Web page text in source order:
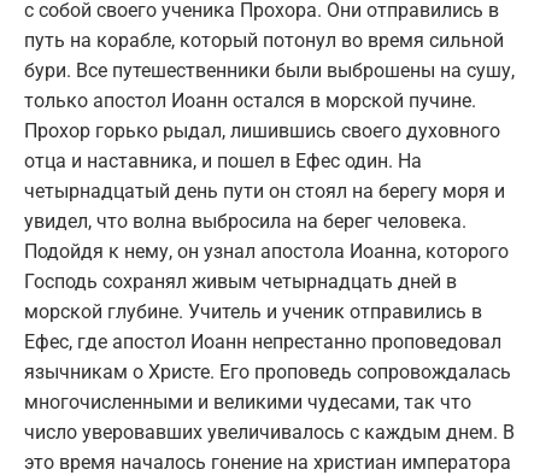
с собой своего ученика Прохора. Они отправились в
путь на корабле, который потонул во время сильной
бури. Все путешественники были выброшены на сушу,
только апостол Иоанн остался в морской пучине.
Прохор горько рыдал, лишившись своего духовного
отца и наставника, и пошел в Ефес один. На
четырнадцатый день пути он стоял на берегу моря и
увидел, что волна выбросила на берег человека.
Подойдя к нему, он узнал апостола Иоанна, которого
Господь сохранял живым четырнадцать дней в
морской глубине. Учитель и ученик отправились в
Ефес, где апостол Иоанн непрестанно проповедовал
язычникам о Христе. Его проповедь сопровождалась
многочисленными и великими чудесами, так что
число уверовавших увеличивалось с каждым днем. В
это время началось гонение на христиан императора